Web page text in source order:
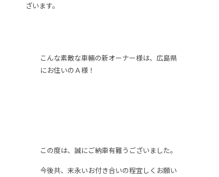
ざいます。
こんな素敵な車輛の新オーナー様は、広島県
にお住いのＡ様！
この度は、誠にご納車有難うございました。
今後共、末永いお付き合いの程宜しくお願い